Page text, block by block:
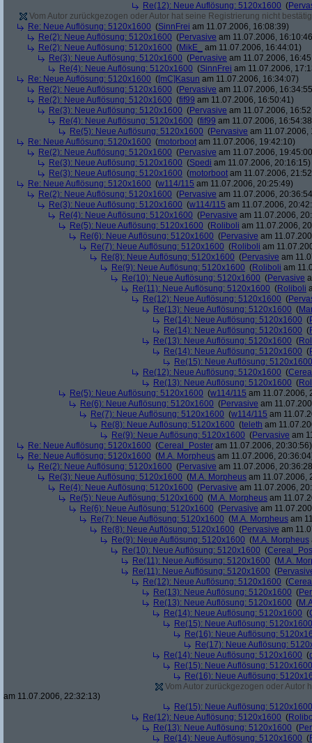
Re(12): Neue Auflösung: 5120x1600 (
Vom Autor zurückgezogen oder Autor hat seine Registrierung nicht
Re: Neue Auflösung: 5120x1600 (SinnFrei am 11.07.2006, 16:08:39)
Re(2): Neue Auflösung: 5120x1600 (Pervasive am 11.07.2006,
Re(2): Neue Auflösung: 5120x1600 (MikE_
am 11.07.2006, 16:44:01)
Re(3): Neue Auflösung: 5120x1600 (Pervasive am 11.07.2006,
Re(4): Neue Auflösung: 5120x1600 (SinnFrei am 11.07.2006,
Re: Neue Auflösung: 5120x1600 ([mC]Kasun am 11.07.2006, 16:34:07)
Re(2): Neue Auflösung: 5120x1600 (Pervasive am 11.07.2006,
Re(2): Neue Auflösung: 5120x1600 (fif99 am 11.07.2006, 16:50:41)
Re(3): Neue Auflösung: 5120x1600 (Pervasive am 11.07.2006,
Re(4): Neue Auflösung: 5120x1600 (fif99 am 11.07.2006,
Re(5): Neue Auflösung: 5120x1600 (Pervasive am 11.07.2006,
Re: Neue Auflösung: 5120x1600 (motorboot am 11.07.2006, 19:42:10)
Re(2): Neue Auflösung: 5120x1600 (Pervasive am 11.07.2006,
Re(3): Neue Auflösung: 5120x1600 (Spedi am 11.07.2006, 20:16:15)
Re(3): Neue Auflösung: 5120x1600 (motorboot am 11.07.2006,
Re: Neue Auflösung: 5120x1600 (w114/115 am 11.07.2006, 20:25:49)
Re(2): Neue Auflösung: 5120x1600 (Pervasive am 11.07.2006,
Re(3): Neue Auflösung: 5120x1600 (w114/115 am 11.07.2006,
Re(4): Neue Auflösung: 5120x1600 (Pervasive am 11.07.2006,
Re(5): Neue Auflösung: 5120x1600 (Roliboli am 11.07.2006,
Re(6): Neue Auflösung: 5120x1600 (Pervasive am
Re(7): Neue Auflösung: 5120x1600 (Roliboli am
Re(8): Neue Auflösung: 5120x1600 (Pervasive am
Re(9): Neue Auflösung: 5120x1600 (Roliboli am
Re(10): Neue Auflösung: 5120x1600 (Pervasive
Re(11): Neue Auflösung: 5120x1600 (Roliboli
Re(12): Neue Auflösung: 5120x1600 (
Re(13): Neue Auflösung: 5120x1600 (
Re(14): Neue Auflösung: 5120x1600 (
Re(14): Neue Auflösung: 5120x1600 (
Re(13): Neue Auflösung: 5120x1600 (
Re(14): Neue Auflösung: 5120x1600 (
Re(15): Neue Auflösung: 5120x1600
Re(12): Neue Auflösung: 5120x1600 (
Re(13): Neue Auflösung: 5120x1600 (
Re(5): Neue Auflösung: 5120x1600 (w114/115 am 11.07.2006,
Re(6): Neue Auflösung: 5120x1600 (Pervasive am
Re(7): Neue Auflösung: 5120x1600 (w114/115 am
Re(8): Neue Auflösung: 5120x1600 (teleth am
Re(9): Neue Auflösung: 5120x1600 (Pervasive am
Re: Neue Auflösung: 5120x1600 (Cereal_Poster am 11.07.2006, 20:30:56)
Re: Neue Auflösung: 5120x1600 (M.A. Morpheus am 11.07.2006,
Re(2): Neue Auflösung: 5120x1600 (Pervasive am 11.07.2006,
Re(3): Neue Auflösung: 5120x1600 (M.A. Morpheus am 11.07.2006,
Re(4): Neue Auflösung: 5120x1600 (Pervasive am 11.07.2006,
Re(5): Neue Auflösung: 5120x1600 (M.A. Morpheus am
Re(6): Neue Auflösung: 5120x1600 (Pervasive am
Re(7): Neue Auflösung: 5120x1600 (M.A. Morpheus am
Re(8): Neue Auflösung: 5120x1600 (Pervasive am
Re(9): Neue Auflösung: 5120x1600 (M.A. Morpheus
Re(10): Neue Auflösung: 5120x1600 (
Re(11): Neue Auflösung: 5120x1600 (M.A.
Re(11): Neue Auflösung: 5120x1600 (
Re(12): Neue Auflösung: 5120x1600 (
Re(13): Neue Auflösung: 5120x1600 (
Re(13): Neue Auflösung: 5120x1600 (
Re(14): Neue Auflösung: 5120x1600 (
Re(15): Neue Auflösung: 5120x1600
Re(16): Neue Auflösung:
Re(17): Neue Auflösung:
Re(14): Neue Auflösung: 5120x1600 (
Re(15): Neue Auflösung: 5120x1600
Re(16): Neue Auflösung:
Vom Autor zurückgezogen oder Autor
am 11.07.2006, 22:32:13)
Re(15): Neue Auflösung: 5120x1600
Re(12): Neue Auflösung: 5120x1600 (
Re(13): Neue Auflösung: 5120x1600 (
Re(14): Neue Auflösung: 5120x1600 (